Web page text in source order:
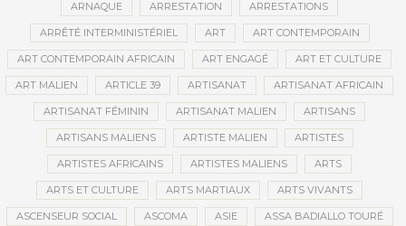
ARNAQUE ARRESTATION ARRESTATIONS
ARRÊTÉ INTERMINISTÉRIEL ART ART CONTEMPORAIN
ART CONTEMPORAIN AFRICAIN ART ENGAGÉ ART ET CULTURE
ART MALIEN ARTICLE 39 ARTISANAT ARTISANAT AFRICAIN
ARTISANAT FÉMININ ARTISANAT MALIEN ARTISANS
ARTISANS MALIENS ARTISTE MALIEN ARTISTES
ARTISTES AFRICAINS ARTISTES MALIENS ARTS
ARTS ET CULTURE ARTS MARTIAUX ARTS VIVANTS
ASCENSEUR SOCIAL ASCOMA ASIE ASSA BADIALLO TOURÉ